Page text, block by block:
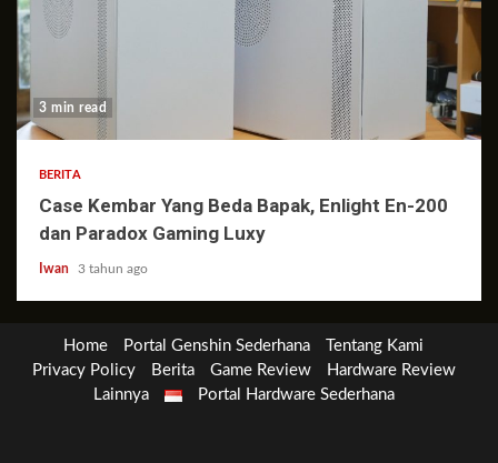
3 min read
BERITA
Case Kembar Yang Beda Bapak, Enlight En-200
dan Paradox Gaming Luxy
Iwan 3 tahun ago
Home Portal Genshin Sederhana
Tentang Kami
Privacy Policy
Berita Game Review
Hardware Review
Lainnya
Portal Hardware Sederhana